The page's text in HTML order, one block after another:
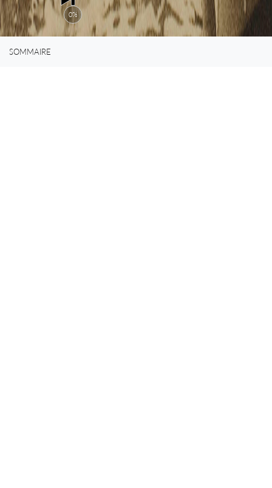
0%
SOMMAIRE